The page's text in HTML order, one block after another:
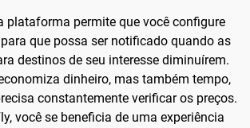
plataforma permite que você configure
que possa ser notificado quando as
destinos de seu interesse diminuírem.
dinheiro, mas também tempo,
constantemente verificar os preços.
você se beneficia de uma experiência